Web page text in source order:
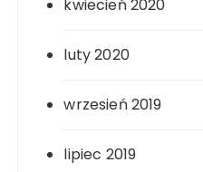
kwiecień 2020
luty 2020
wrzesień 2019
lipiec 2019